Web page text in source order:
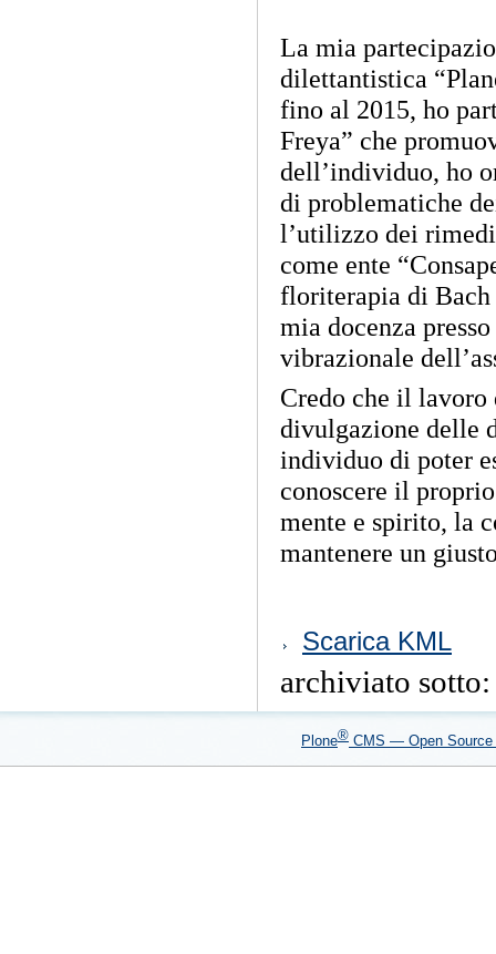
La mia
dilettantistica
fino al 2015, ho
Freya” che
dell’individuo, ho
di problematiche
l’utilizzo dei
come ente
floriterapia di Bach
mia docenza
vibrazionale
Credo che il
divulgazione delle
individuo di poter
conoscere il
mente e spirito, la
mantenere un
sul
documento
Scarica KML
archiviato
Plone® CMS — Open Source